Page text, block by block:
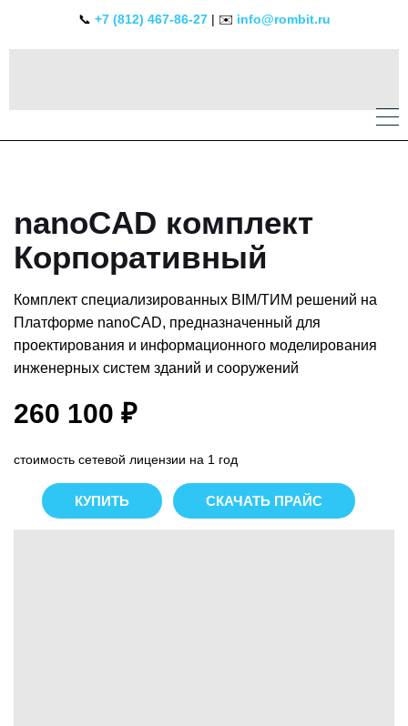
📞 +7 (812) 467-86-27| ✉️ info@rombit.ru
nanoCAD комплект
Корпоративный
Комплект специализированных BIM/ТИМ решений на
Платформе nanoCAD, предназначенный для
проектирования и информационного моделирования
инженерных систем зданий и сооружений
260 100 ₽
стоимость сетевой лицензии на 1 год
КУПИТЬ СКАЧАТЬ ПРАЙС